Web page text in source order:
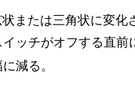
または三角状に変
ッチがオフする直
減る。